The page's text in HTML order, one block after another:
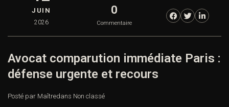
JUIN
2026
0
Commentaire
Avocat comparution immédiate Paris :
défense urgente et recours
Posté par Maîtredans Non classé